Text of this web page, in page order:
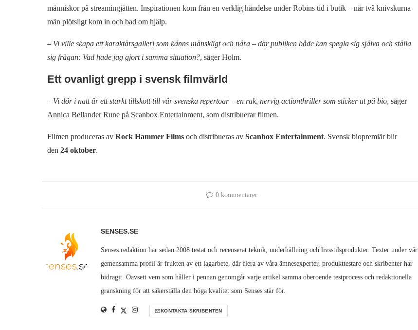
människor på streamingjätten. Inspirationen kom från en verklig händelse under Robins tid i butik – när två knivskurna
män plötsligt kom in och bad om hjälp.
–Vi ville skapa ett karaktärsgalleri som känns mänskligt och nära – där publiken både kan spegla sig själva och ställa
sig frågan: Vad hade jag gjort i samma situation?, säger Holm.
Ett ovanligt grepp i svensk filmvärld
– Vi dör i natt är ett starkt tillskott till vår svenska repertoar – en rak, nervig actionthriller som sticker ut på bio, säger
Annica Bellander Rune på Scanbox Entertainment, som distribuerar filmen.
Filmen produceras av Rock Hammer Filmsoch distribueras av Scanbox Entertainment. Svensk biopremiär blir
den 24 oktober.
0 kommentarer
SENSES.SE
Senses redaktion har sedan 2008 testat och recenserat teknik, underhållning och livsstilsprodukter. Texter under vår
gemensamma profil är frukten av ett lagarbete, där flera av våra ämnesexperter, produkttestare och skribenter har
bidragit. Oavsett vem som håller i pennan genomgår varje artikel samma oberoende testprocess och redaktionella
granskning för att säkerställa den höga kvalitet som Senses står för.
KONTAKTA SKRIBENTEN